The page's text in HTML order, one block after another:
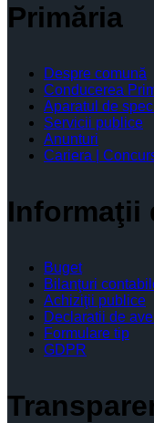
Primăria
Despre comună
Conducerea
Aparatul de
Servicii publice
Anunturi
Cariera |
Informaţii
Buget
Bilanţuri
Achiziţii publice
Declaratii de
Formulare tip
GDPR